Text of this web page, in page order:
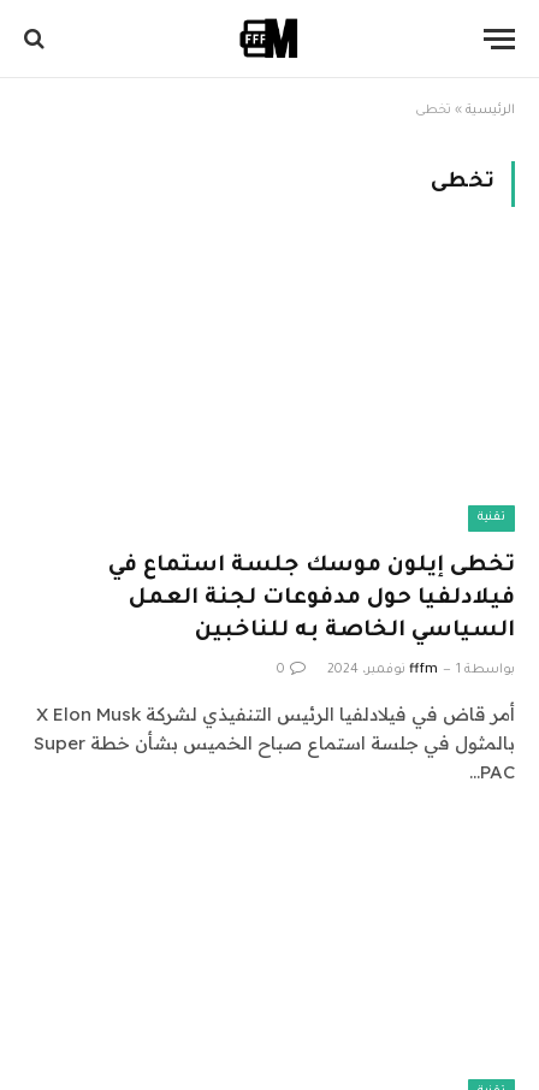
الرئيسية » تخطى
تخطى
تقنية
تخطى إيلون موسك جلسة استماع في
فيلادلفيا حول مدفوعات لجنة العمل
السياسي الخاصة به للناخبين
بواسطة fffm 1 نوفمبر، 2024 0
أمر قاض في فيلادلفيا الرئيس التنفيذي لشركة X Elon Musk
بالمثول في جلسة استماع صباح الخميس بشأن خطة Super
PAC…